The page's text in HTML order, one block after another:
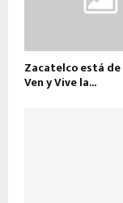
Zacatelco está
Ven y Vive la...